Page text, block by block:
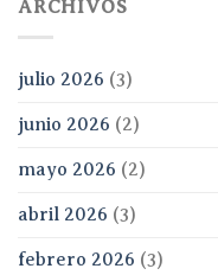
ARCHIVOS
julio 2026 (3)
junio 2026 (2)
mayo 2026 (2)
abril 2026 (3)
febrero 2026 (3)